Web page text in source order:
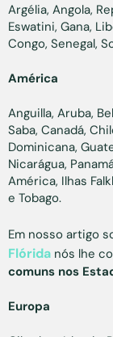
Argélia, Angola,
Eswatini, Gana,
Congo, Senegal,
América
Anguilla, Aruba,
Saba, Canadá,
Dominicana,
Nicarágua,
América, Ilhas
e Tobago.
Em nosso artigo
Flórida nós lhe
comuns nos
Europa